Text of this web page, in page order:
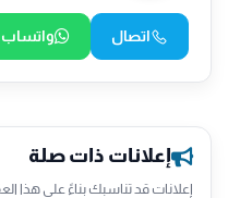
اتصال واتساب
إعلانات ذات صلة
إعلانات قد تناسبك بناءً على هذا